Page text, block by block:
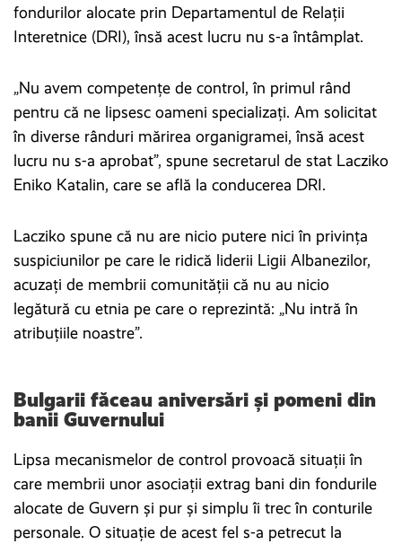
fondurilor alocate prin Departamentul de Relații
Interetnice (DRI), însă acest lucru nu s-a întâmplat.
„Nu avem competențe de control, în primul rând
pentru că ne lipsesc oameni specializați. Am solicitat
în diverse rânduri mărirea organigramei, însă acest
lucru nu s-a aprobat”, spune secretarul de stat Lacziko
Eniko Katalin, care se află la conducerea DRI.
Lacziko spune că nu are nicio putere nici în privința
suspiciunilor pe care le ridică liderii Ligii Albanezilor,
acuzați de membrii comunității că nu au nicio
legătură cu etnia pe care o reprezintă: „Nu intră în
atribuțiile noastre”.
Bulgarii făceau aniversări și pomeni din
banii Guvernului
Lipsa mecanismelor de control provoacă situații în
care membrii unor asociații extrag bani din fondurile
alocate de Guvern și pur și simplu îi trec în conturile
personale. O situație de acest fel s-a petrecut la